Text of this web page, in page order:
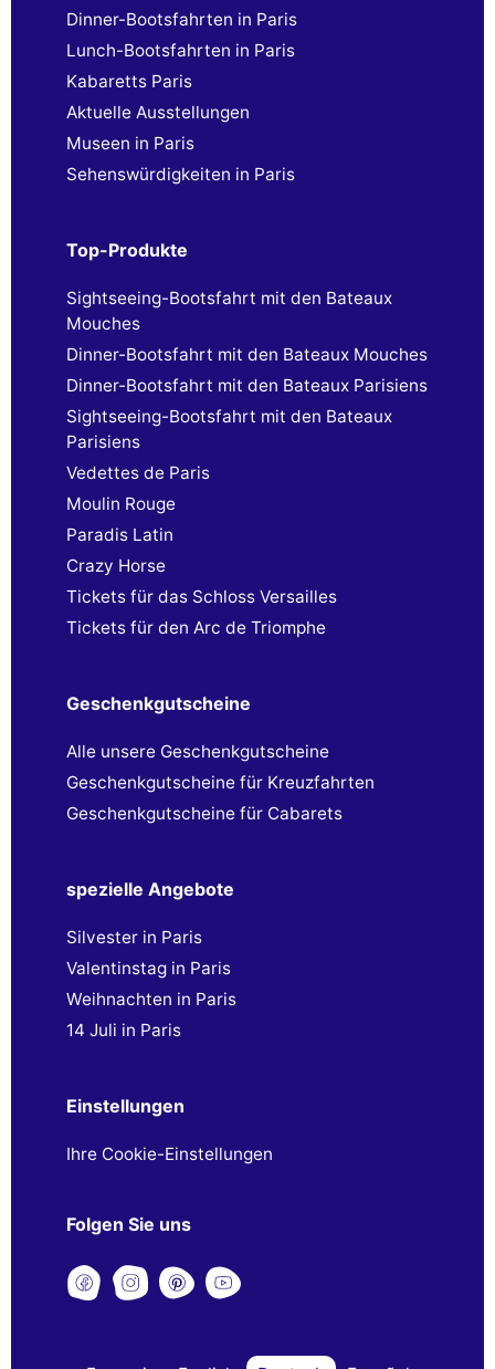
Dinner-Bootsfahrten in Paris
Lunch-Bootsfahrten in Paris
Kabaretts Paris
Aktuelle Ausstellungen
Museen in Paris
Sehenswürdigkeiten in Paris
Top-Produkte
Sightseeing-Bootsfahrt mit den Bateaux
Mouches
Dinner-Bootsfahrt mit den Bateaux Mouches
Dinner-Bootsfahrt mit den Bateaux Parisiens
Sightseeing-Bootsfahrt mit den Bateaux
Parisiens
Vedettes de Paris
Moulin Rouge
Paradis Latin
Crazy Horse
Tickets für das Schloss Versailles
Tickets für den Arc de Triomphe
Geschenkgutscheine
Alle unsere Geschenkgutscheine
Geschenkgutscheine für Kreuzfahrten
Geschenkgutscheine für Cabarets
spezielle Angebote
Silvester in Paris
Valentinstag in Paris
Weihnachten in Paris
14 Juli in Paris
Einstellungen
Ihre Cookie-Einstellungen
Folgen Sie uns